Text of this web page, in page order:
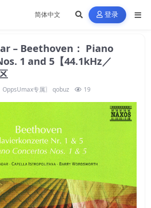
登录
– Beethoven： Piano
1 and 5【44.1kHz／
OppsUmax专属〗 qobuz 19